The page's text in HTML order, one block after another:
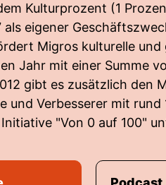
Kulturprozent (1
als eigener
Migros kulturelle und
Jahr mit einer Summe
gibt es zusätzlich den
und Verbesserer mit rund
"Von 0 auf 100"